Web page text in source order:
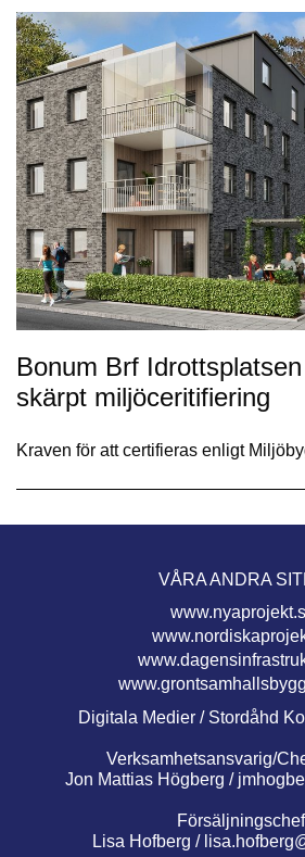
Bonum Brf
skärpt miljöceritifiering
Kraven för att certifieras enligt
VÅRA ANDRA
Digitala Medier / Stordåhd
Verksamhetsansvarig/
Jon Mattias Högberg /
Lisa Hofberg /